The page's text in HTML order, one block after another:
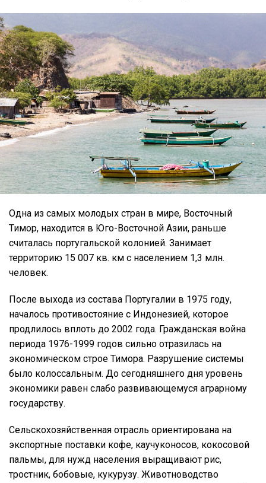
Одна из самых молодых стран в мире, Восточный
Тимор, находится в Юго-Восточной Азии, раньше
считалась португальской колонией. Занимает
территорию 15 007 кв. км с населением 1,3 млн.
человек.
После выхода из состава Португалии в 1975 году,
началось противостояние с Индонезией, которое
продлилось вплоть до 2002 года. Гражданская война
периода 1976-1999 годов сильно отразилась на
экономическом строе Тимора. Разрушение системы
было колоссальным. До сегодняшнего дня уровень
экономики равен слабо развивающемуся аграрному
государству.
Сельскохозяйственная отрасль ориентирована на
экспортные поставки кофе, каучуконосов, кокосовой
пальмы, для нужд населения выращивают рис,
тростник, бобовые, кукурузу. Животноводство